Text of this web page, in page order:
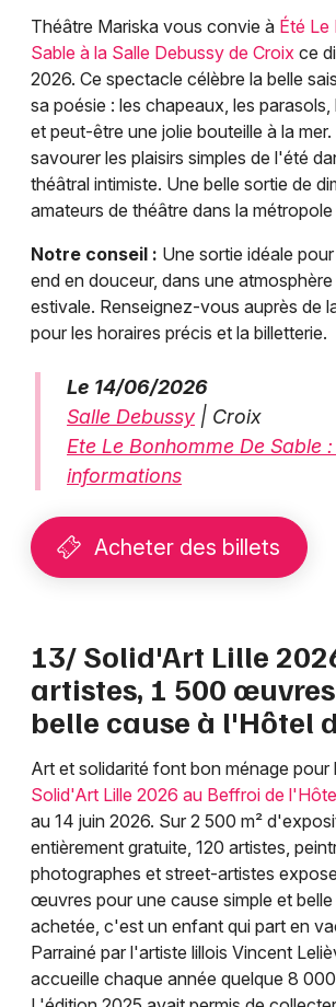
Théâtre Mariska vous convie à Été Le
Sable à la Salle Debussy de Croix ce
2026. Ce spectacle célèbre la belle
sa poésie : les chapeaux, les parasols,
et peut-être une jolie bouteille à la
savourer les plaisirs simples de l'été
théâtral intimiste. Une belle sortie de
amateurs de théâtre dans la métropole
Notre conseil : Une sortie idéale
end en douceur, dans une
estivale. Renseignez-vous auprès de
pour les horaires précis et la billetterie.
Le 14/06/2026
Salle Debussy | Croix
Ete Le Bonhomme De Sable
informations
Acheter des billets
13/ Solid'Art Lille
artistes, 1 500
belle cause à l'Hôtel
Art et solidarité font bon ménage pour
Solid'Art Lille 2026 au Beffroi de
au 14 juin 2026. Sur 2 500 m²
entièrement gratuite, 120 artistes,
photographes et street-artistes
œuvres pour une cause simple et
achetée, c'est un enfant qui part en
Parrainé par l'artiste lillois Vincent
accueille chaque année quelque 8